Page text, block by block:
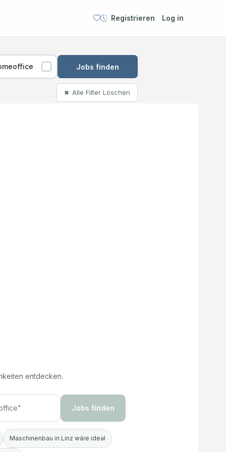
Registrieren Log in
Jobs finden
✖ Alle Filter Löschen
entdecken.
Jobs finden
Maschinenbau in Linz wäre ideal